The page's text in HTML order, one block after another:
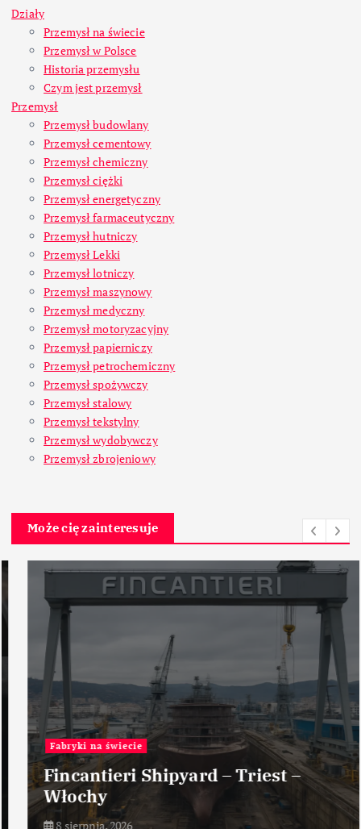
Działy
Przemysł na świecie
Przemysł w Polsce
Historia przemysłu
Czym jest przemysł
Przemysł
Przemysł budowlany
Przemysł cementowy
Przemysł chemiczny
Przemysł ciężki
Przemysł energetyczny
Przemysł farmaceutyczny
Przemysł hutniczy
Przemysł Lekki
Przemysł lotniczy
Przemysł maszynowy
Przemysł medyczny
Przemysł motoryzacyjny
Przemysł papierniczy
Przemysł petrochemiczny
Przemysł spożywczy
Przemysł stalowy
Przemysł tekstylny
Przemysł wydobywczy
Przemysł zbrojeniowy
Może cię zainteresuje
Fabryki na świecie
Fincantieri Shipyard – Triest –
Włochy
8 sierpnia, 2026